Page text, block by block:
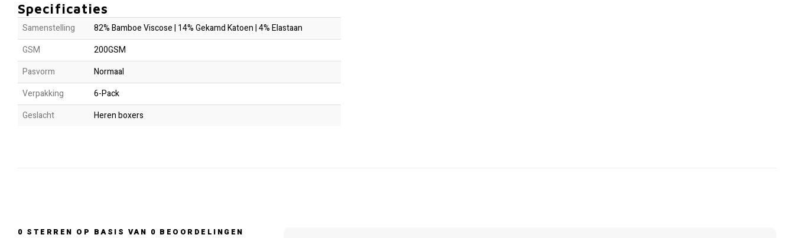
Specificaties
Samenstelling
82% Bamboe Viscose | 14% Gekamd Katoen | 4% Elastaan
GSM
200GSM
Pasvorm
Normaal
Verpakking
6-Pack
Geslacht
Heren boxers
0 STERREN OP BASIS VAN 0 BEOORDELINGEN